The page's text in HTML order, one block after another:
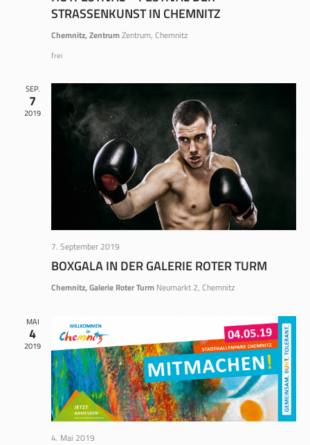
STRASSENKUNST IN CHEMNITZ
Chemnitz, ZentrumZentrum, Chemnitz
frei
SEP.
7
2019
7. September 2019
BOXGALA IN DER GALERIE ROTER TURM
Chemnitz, Galerie Roter Turm Neumarkt 2, Chemnitz
MAI
4
2019
4. Mai 2019